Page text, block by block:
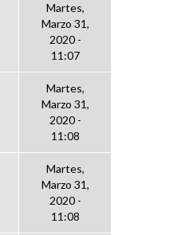
Martes,
Marzo 31,
2020 -
11:07
Martes,
Marzo 31,
2020 -
11:08
Martes,
Marzo 31,
2020 -
11:08